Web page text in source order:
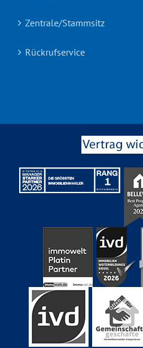
Zentrale/Stammsitz
Rückrufservice